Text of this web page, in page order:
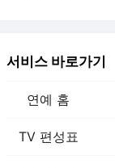
서비스 바로가기
연예 홈
TV 편성표